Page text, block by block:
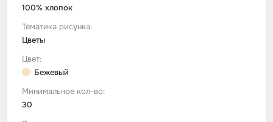
100% хлопок
Тематика рисунка:
Цветы
Цвет:
Бежевый
Минимальное кол-во:
30
Сетка
Ситец
Спанбонд
Тюль
Фланель
Флис
Космос
Техника / транспорт
Этнический